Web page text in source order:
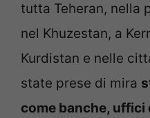
tutta Teheran, nella
nel Khuzestan, a
Kurdistan e nelle
state prese di mira
come banche, uffici